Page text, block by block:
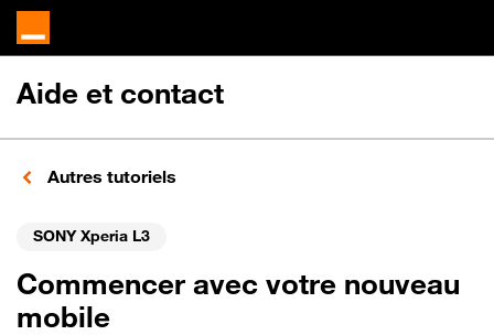
Aide et contact
Autres tutoriels
SONY Xperia L3
Commencer avec votre nouveau
mobile